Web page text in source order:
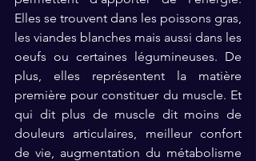
Elles se trouvent dans les poissons gras,
les viandes blanches mais aussi dans les
oeufs ou certaines légumineuses. De
plus, elles représentent la matière
première pour constituer du muscle. Et
qui dit plus de muscle dit moins de
douleurs articulaires, meilleur confort
de vie, augmentation du métabolisme